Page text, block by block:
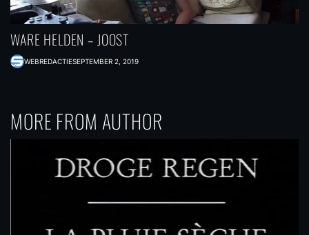
WARE HELDEN – JOOST
WEBREDACTIESEPTEMBER 2, 2019
MORE FROM AUTHOR